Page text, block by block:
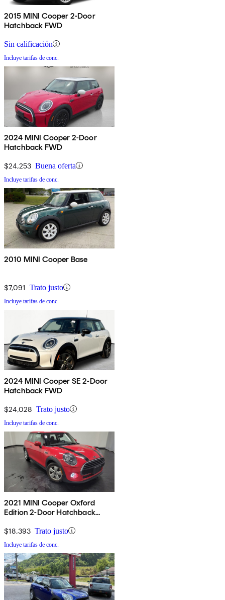
2015 MINI Cooper 2-Door
Hatchback FWD
Sin calificación
Incluye tarifas de conc.
2024 MINI Cooper 2-Door
Hatchback FWD
$24,253 Buena oferta
Incluye tarifas de conc.
2010 MINI Cooper Base
$7,091 Trato justo
Incluye tarifas de conc.
2024 MINI Cooper SE 2-Door
Hatchback FWD
$24,028 Trato justo
Incluye tarifas de conc.
2021 MINI Cooper Oxford
Edition 2-Door Hatchback
$18,393 Trato justo
Incluye tarifas de conc.